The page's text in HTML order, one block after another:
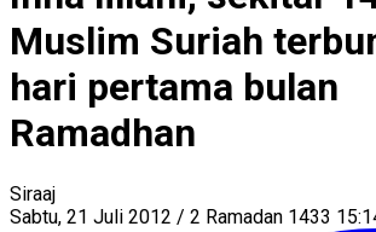
Muslim Suriah
hari pertama bulan
Ramadhan
Siraaj
Sabtu, 21 Juli 2012 / 2 Ramadan 1433